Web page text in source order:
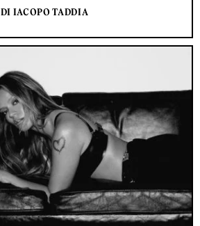
DI IACOPO TADDIA